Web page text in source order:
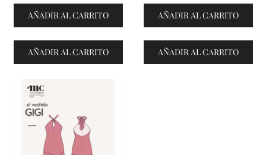
original
era:
8,50 €.
actual
es:
2,00 €.
AÑADIR AL CARRITO
AÑADIR AL CARRITO
original
era:
8,50 €.
actual
es:
2,00 €.
AÑADIR AL CARRITO
AÑADIR AL CARRITO
VENTES À 2€